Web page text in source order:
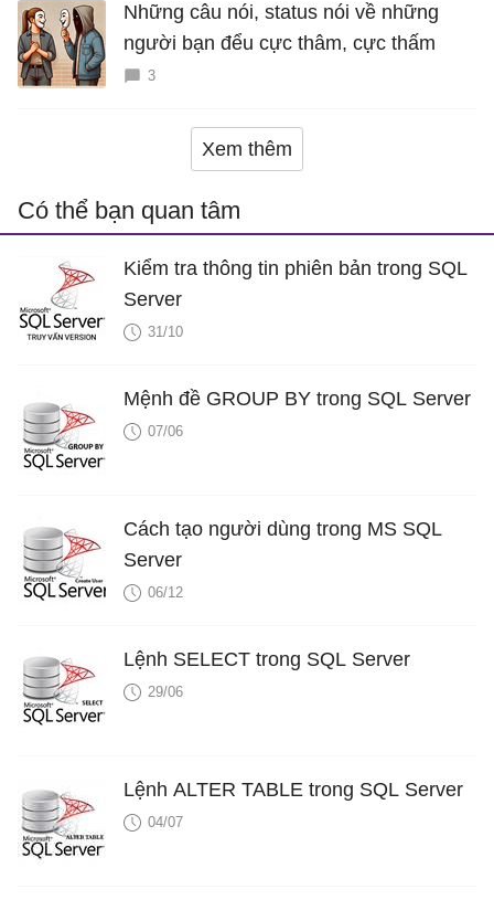
Những câu nói, status nói về những
người bạn đểu cực thâm, cực thấm
3
Xem thêm
Có thể bạn quan tâm
Kiểm tra thông tin phiên bản trong SQL
Server
31/10
Mệnh đề GROUP BY trong SQL Server
07/06
Cách tạo người dùng trong MS SQL
Server
06/12
Lệnh SELECT trong SQL Server
29/06
Lệnh ALTER TABLE trong SQL Server
04/07